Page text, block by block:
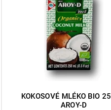
KOKOSOVÉ MLÉKO BIO
AROY-D